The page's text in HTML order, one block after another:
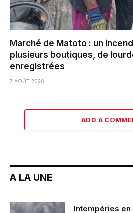
Marché de Matoto : un
plusieurs boutiques, de
enregistrées
7 AOÛT 2026
ADD A
A LA UNE
Intempéries en